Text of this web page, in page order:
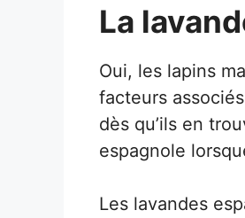
La
Oui, les lapins
facteurs
dès qu’ils en
espagnole
Les lavandes